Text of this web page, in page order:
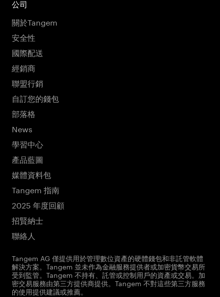
公司
關於Tangem
安全性
國際配送
經銷商
聯盟行銷
自訂您的錢包
部落格
News
學習中心
產品藍圖
媒體資料包
Tangem 指南
2025 年度回顧
招賢納士
聯絡人
Tangem AG 僅提供用於管理數位資產的硬體錢包和非託管軟體
解決方案。Tangem 並未作為金融服務提供者或加密貨幣交易所
受到監管。Tangem 不持有、託管或控制用戶的資產或交易。加
密交易服務由第三方提供商提供。Tangem 不對這些第三方服務
的使用提供建議或推薦。